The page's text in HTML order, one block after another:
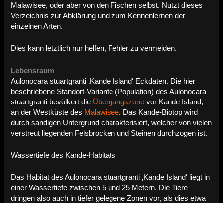
Malawisee, oder aber von den Fischen selbst. Nutzt dieses
Verzeichnis zur Abklärung und zum Kennenlernen der
einzelnen Arten.
Dies kann letztlich nur helfen, Fehler zu vermeiden.
Lebensraum
Aulonocara stuartgranti ‚Kande Island‘ Eckdaten. Die hier
beschriebene Standort-Variante (Population) des Aulonocara
stuartgranti bevölkert die Übergangszone vor Kande Island,
an der Westküste des Malawisee. Das Kande-Biotop wird
durch sandigen Untergrund charakterisiert, welcher von vielen
verstreut liegenden Felsbrocken und Steinen durchzogen ist.
Wassertiefe des Kande-Habitats
Das Habitat des Aulonocara stuartgranti ‚Kande Island‘ liegt in
einer Wassertiefe zwischen 5 und 25 Metern. Die Tiere
dringen also auch in tiefer gelegene Zonen vor, als dies etwa